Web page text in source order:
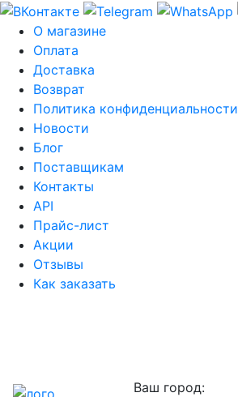
О магазине
Оплата
Доставка
Возврат
Политика конфиденциальности
Новости
Блог
Поставщикам
Контакты
API
Прайс-лист
Акции
Отзывы
Как заказать
Ваш город: